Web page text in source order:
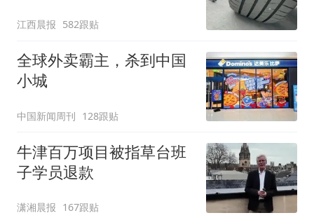
元，官方发布情况通报
江西晨报 582跟贴
全球外卖霸主，杀到中国
小城
中国新闻周刊 128跟贴
牛津百万项目被指草台班
子学员退款
潇湘晨报 167跟贴